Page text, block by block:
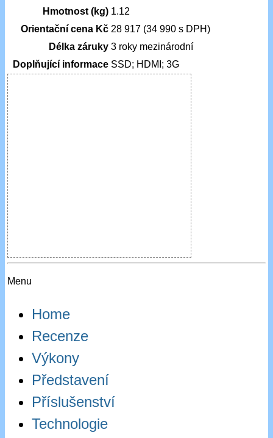
Hmotnost (kg) 1.12
Orientační cena Kč 28 917 (34 990 s DPH)
Délka záruky 3 roky mezinárodní
Doplňující informace SSD; HDMI; 3G
Menu
Home
Recenze
Výkony
Představení
Příslušenství
Technologie